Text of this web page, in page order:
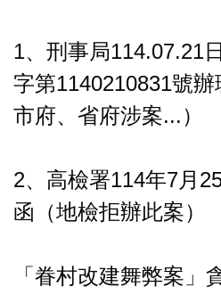
1、刑事局114.07.21
字第1140210831號
市府、省府涉案...）
2、高檢署114年7月
函（地檢拒辦此案）
「眷村改建舞弊案